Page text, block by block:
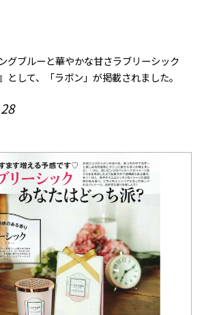
グブルーと華やかな甘さラブリーシック
として、「ラボン」が掲載されました。